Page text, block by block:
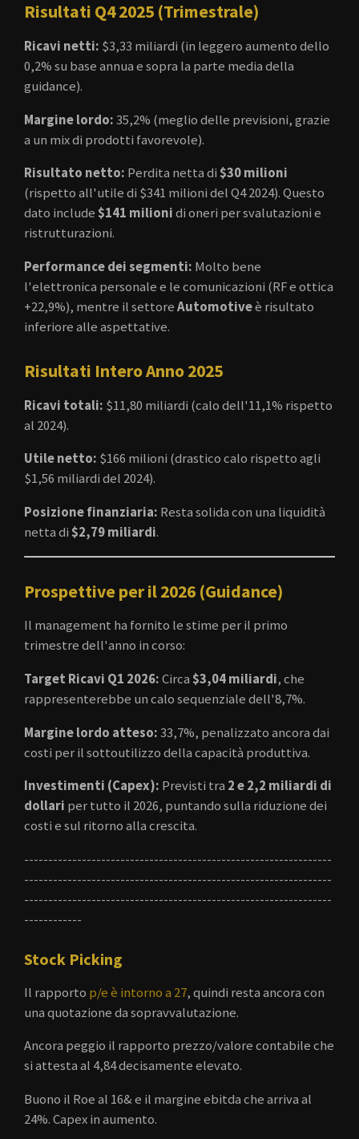
Risultati Q4 2025 (Trimestrale)
Ricavi netti: $3,33 miliardi (in leggero aumento dello
0,2% su base annua e sopra la parte media della
guidance).
Margine lordo:35,2% (meglio delle previsioni, grazie
a un mix di prodotti favorevole).
Risultato netto: Perdita netta di$30 milioni
(rispetto all'utile di $341 milioni del Q4 2024). Questo
dato include$141 milionidi oneri per svalutazioni e
ristrutturazioni.
Performance dei segmenti: Molto bene
l'elettronica personale e le comunicazioni (RF e ottica
+22,9%), mentre il settoreAutomotiveè risultato
inferiore alle aspettative.
Risultati Intero Anno 2025
Ricavi totali: $11,80 miliardi (calo dell'11,1% rispetto
al 2024).
Utile netto: $166 milioni (drastico calo rispetto agli
$1,56 miliardi del 2024).
Posizione finanziaria: Resta solida con una liquidità
netta di$2,79 miliardi.
Prospettive per il 2026 (Guidance)
Il management ha fornito le stime per il primo
trimestre dell'anno in corso:
Target Ricavi Q1 2026:Circa$3,04 miliardi, che
rappresenterebbe un calo sequenziale dell'8,7%.
Margine lordo atteso:33,7%, penalizzato ancora dai
costi per il sottoutilizzo della capacità produttiva.
Investimenti (Capex): Previsti tra 2 e 2,2 miliardi di
dollari per tutto il 2026, puntando sulla riduzione dei
costi e sul ritorno alla crescita.
----------------------------------------------------------------
----------------------------------------------------------------
----------------------------------------------------------------
------------
Stock Picking
Il rapporto p/e è intorno a 27, quindi resta ancora con
una quotazione da sopravvalutazione.
Ancora peggio il rapporto prezzo/valore contabile che
si attesta al 4,84 decisamente elevato.
Buono il Roe al 16& e il margine ebitda che arriva al
24%. Capex in aumento.